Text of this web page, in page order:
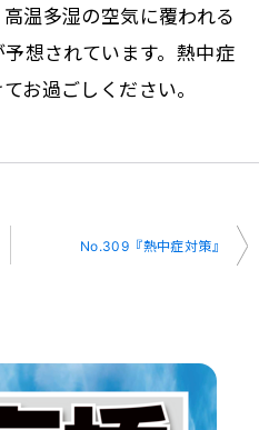
温多湿の空気に覆われる
想されています。熱中症
お過ごしください。
No.309『熱中症対策』